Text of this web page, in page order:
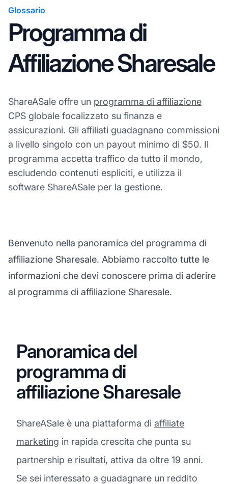
Glossario
Programma di
Affiliazione Sharesale
ShareASale offre un programma di affiliazione
CPS globale focalizzato su finanza e
assicurazioni. Gli affiliati guadagnano commissioni
a livello singolo con un payout minimo di $50. Il
programma accetta traffico da tutto il mondo,
escludendo contenuti espliciti, e utilizza il
software ShareASale per la gestione.
Benvenuto nella panoramica del programma di
affiliazione Sharesale. Abbiamo raccolto tutte le
informazioni che devi conoscere prima di aderire
al programma di affiliazione Sharesale.
Panoramica del
programma di
affiliazione Sharesale
ShareASale è una piattaforma di affiliate
marketing in rapida crescita che punta su
partnership e risultati, attiva da oltre 19 anni.
Se sei interessato a guadagnare un reddito